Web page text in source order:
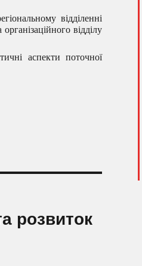
відділенні
відділу
аспекти поточної
розвиток